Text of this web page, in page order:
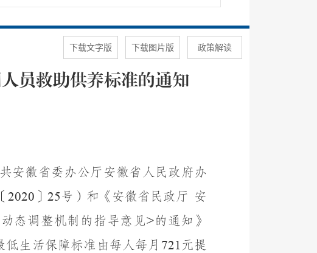
下载文字版 下载图片版 政策解读
员救助供养标准的通知
安徽省委办公厅安徽省人民政府办
2020 〕 25号）和《安徽省民政厅 安
态调整机制的指导意见>的通知》
低生活保障标准由每人每月 721 元提